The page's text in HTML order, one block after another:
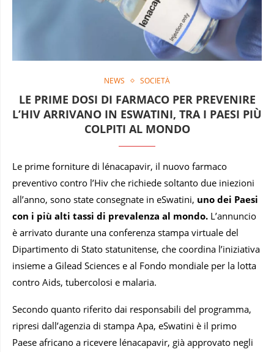
NEWS SOCIETÀ
LE PRIME DOSI DI FARMACO PER PREVENIRE
L’HIV ARRIVANO IN ESWATINI, TRA I PAESI PIÙ
COLPITI AL MONDO
Le prime forniture di lénacapavir, il nuovo farmaco
preventivo contro l’Hiv che richiede soltanto due iniezioni
all’anno, sono state consegnate in eSwatini, uno dei Paesi
con i più alti tassi di prevalenza al mondo. L’annuncio
è arrivato durante una conferenza stampa virtuale del
Dipartimento di Stato statunitense, che coordina l’iniziativa
insieme a Gilead Sciences e al Fondo mondiale per la lotta
contro Aids, tubercolosi e malaria.
Secondo quanto riferito dai responsabili del programma,
ripresi dall’agenzia di stampa Apa, eSwatini è il primo
Paese africano a ricevere lénacapavir, già approvato negli